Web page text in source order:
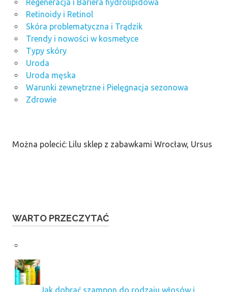
Regeneracja i Bariera hydrolipidowa
Retinoidy i Retinol
Skóra problematyczna i Trądzik
Trendy i nowości w kosmetyce
Typy skóry
Uroda
Uroda męska
Warunki zewnętrzne i Pielęgnacja sezonowa
Zdrowie
Można polecić: Lilu sklep z zabawkami Wrocław, Ursus
WARTO PRZECZYTAĆ
Jak dobrać szampon do rodzaju włosów i